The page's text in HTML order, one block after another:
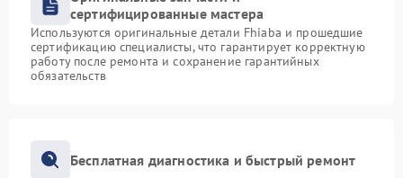
сертифицированные мастера
Используются оригинальные детали Fhiaba и прошедшие
сертификацию специалисты, что гарантирует корректную
работу после ремонта и сохранение гарантийных
обязательств
Бесплатная диагностика и быстрый ремонт